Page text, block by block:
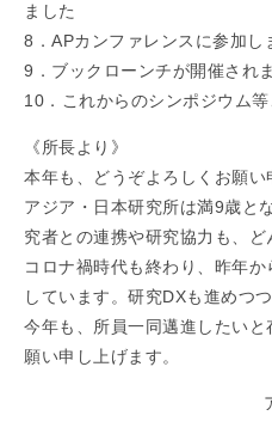
ました
8．APカンファレンスに参加し
9．ブックローンチが開催され
10．これからのシンポジウム
《所長より》
本年も、どうぞよろしくお願い
アジア・日本研究所は満9歳と
究者との連携や研究協力も、ど
コロナ禍時代も終わり、昨年
しています。研究DXも進めつ
今年も、所員一同邁進したい
願い申し上げます。